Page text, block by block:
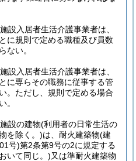
設入居者生活介護事業者は、
に規則で定める職種及び員数
ない。
設入居者生活介護事業者は、
に専らその職務に従事する管
。 ただし、規則で定める場合
。
設の建物(利用者の日常生活の
を除く。)は、耐火建築物(建
号)第2条第9号の2に規定する
いて同じ。)又は準耐火建築物